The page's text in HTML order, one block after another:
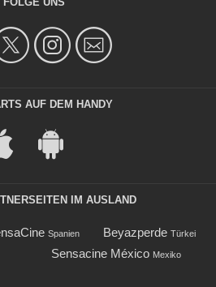
AUF DEM HANDY
IM AUSLAND
Spanien Beyazperde Türkei
Sensacine México Mexiko